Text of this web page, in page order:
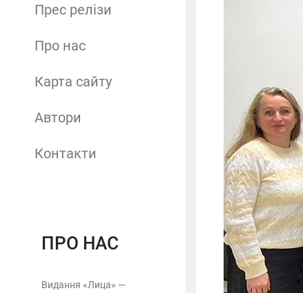
Прес релізи
Про нас
Карта сайту
Автори
Контакти
ПРО НАС
Видання «Лица» —